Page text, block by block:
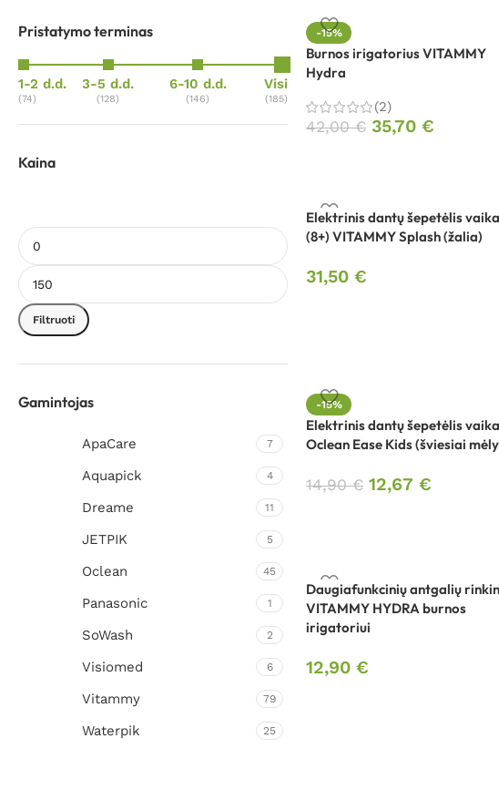
Pristatymo terminas
1-2 d.d.
(74)
3-5 d.d.
(128)
6-10 d.d.
(146)
Visi
(185)
Kaina
Filtruoti
Gamintojas
ApaCare 7
Aquapick 4
Dreame 11
JETPIK 5
Oclean 45
Panasonic 1
SoWash 2
Visiomed 6
Vitammy 79
Waterpik 25
-15%
Burnos irigatorius VITAMMY
Hydra
(2)
42,00€ 35,70 €
Elektrinis dantų šepetėlis
(8+) VITAMMY Splash (žalia)
31,50 €
-15%
Elektrinis dantų šepetėlis
Oclean Ease Kids (šviesiai
14,90€ 12,67 €
Daugiafunkcinių antgalių
VITAMMY HYDRA burnos
irigatoriui
12,90 €